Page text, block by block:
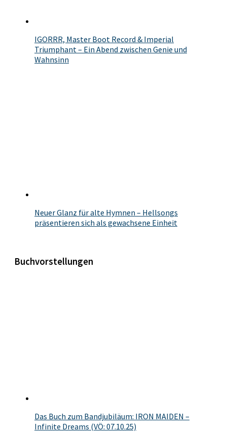
IGORRR, Master Boot Record & Imperial
Triumphant – Ein Abend zwischen Genie und
Wahnsinn
Neuer Glanz für alte Hymnen – Hellsongs
präsentieren sich als gewachsene Einheit
Buchvorstellungen
Das Buch zum Bandjubiläum: IRON MAIDEN –
Infinite Dreams (VÖ: 07.10.25)